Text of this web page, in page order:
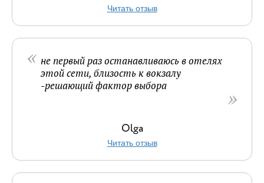
Читать отзыв
не первый раз останавливаюсь в отелях
этой сети, близость к вокзалу
-решающий фактор выбора
Olga
Читать отзыв